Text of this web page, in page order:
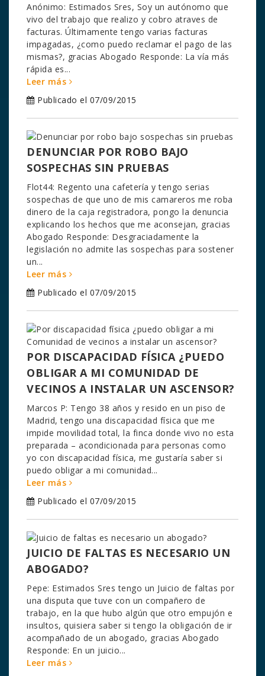
Anónimo: Estimados Sres, Soy un autónomo que
vivo del trabajo que realizo y cobro atraves de
facturas. Últimamente tengo varias facturas
impagadas, ¿como puedo reclamar el pago de las
mismas?, gracias Abogado Responde: La vía más
rápida es...
Leer más
Publicado el 07/09/2015
DENUNCIAR POR ROBO BAJO
SOSPECHAS SIN PRUEBAS
Flot44: Regento una cafetería y tengo serias
sospechas de que uno de mis camareros me roba
dinero de la caja registradora, pongo la denuncia
explicando los hechos que me aconsejan, gracias
Abogado Responde: Desgraciadamente la
legislación no admite las sospechas para sostener
un...
Leer más
Publicado el 07/09/2015
POR DISCAPACIDAD FÍSICA ¿PUEDO
OBLIGAR A MI COMUNIDAD DE
VECINOS A INSTALAR UN ASCENSOR?
Marcos P: Tengo 38 años y resido en un piso de
Madrid, tengo una discapacidad física que me
impide movilidad total, la finca donde vivo no esta
preparada – acondicionada para personas como
yo con discapacidad física, me gustaría saber si
puedo obligar a mi comunidad...
Leer más
Publicado el 07/09/2015
JUICIO DE FALTAS ES NECESARIO UN
ABOGADO?
Pepe: Estimados Sres tengo un Juicio de faltas por
una disputa que tuve con un compañero de
trabajo, en la que hubo algún que otro empujón e
insultos, quisiera saber si tengo la obligación de ir
acompañado de un abogado, gracias Abogado
Responde: En un juicio...
Leer más